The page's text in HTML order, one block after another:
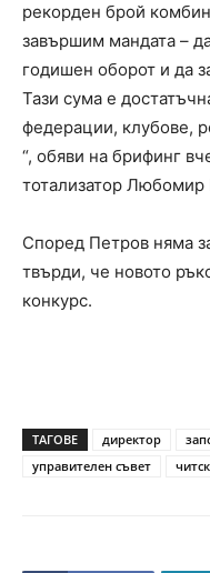
рекорден брой
завършим мандата –
годишен оборот и да
Тази сума е
федерации, клубове,
“, обяви на брифинг
тотализатор Любомир
Според Петров няма
твърди, че новото
конкурс.
ТАГОВЕ директор
управителен съвет